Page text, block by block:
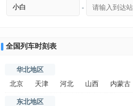
-
全国列车时刻表
华北地区
北京
天津 河北 山西 内蒙古
东北地区